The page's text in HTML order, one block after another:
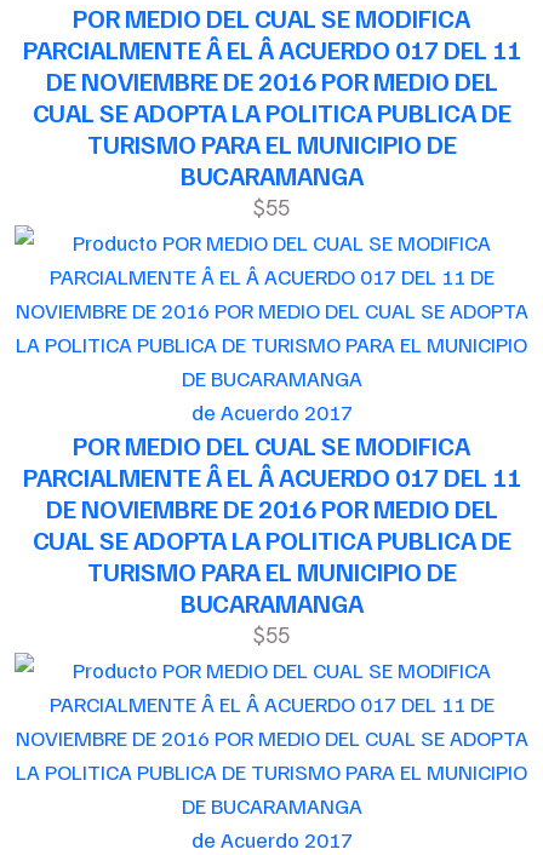
POR MEDIO DEL CUAL SE MODIFICA
PARCIALMENTE Â EL Â ACUERDO 017 DEL 11
DE NOVIEMBRE DE 2016 POR MEDIO DEL
CUAL SE ADOPTA LA POLITICA PUBLICA DE
TURISMO PARA EL MUNICIPIO DE
BUCARAMANGA
$55
de Acuerdo 2017
POR MEDIO DEL CUAL SE MODIFICA
PARCIALMENTE Â EL Â ACUERDO 017 DEL 11
DE NOVIEMBRE DE 2016 POR MEDIO DEL
CUAL SE ADOPTA LA POLITICA PUBLICA DE
TURISMO PARA EL MUNICIPIO DE
BUCARAMANGA
$55
de Acuerdo 2017